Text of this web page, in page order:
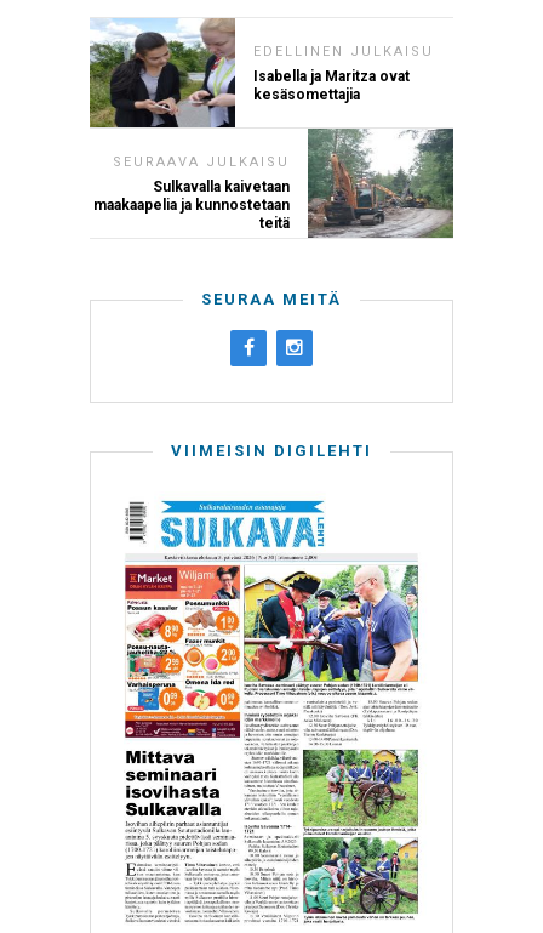
EDELLINEN JULKAISU
Isabella ja Maritza ovat
kesäsomettajia
SEURAAVA JULKAISU
Sulkavalla kaivetaan
maakaapelia ja kunnostetaan
teitä
SEURAA MEITÄ
VIIMEISIN DIGILEHTI